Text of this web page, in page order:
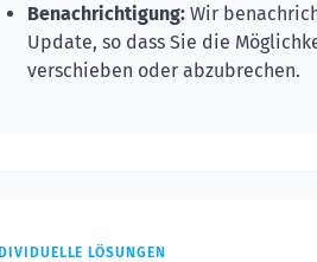
Benachrichtigung: Wir
Update, so dass Sie die
verschieben oder abzubrechen.
LÖSUNGEN